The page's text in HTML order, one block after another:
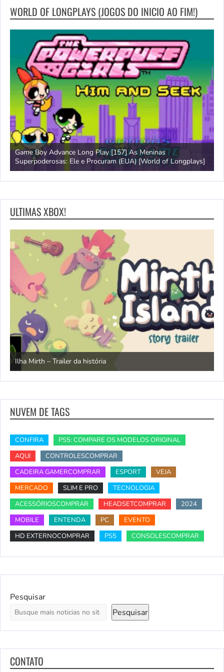
WORLD OF LONGPLAYS (JOGOS DO INICIO AO FIM!)
Game Boy Advance Long Play [157] As Meninas
Superpoderosas: Ele e Procuram (EUA) [World of Longplays]
ULTIMAS XBOX!
Ilha Mirth – Trailer da história
NUVEM DE TAGS
CONFIRA
PS5: COMPARE OS MODELOS ORIGINAL
AQUI
CONTROLESCOMPRAR
CADEIRA GAMERCOMPRAR
ESPORT
VEJA
MERCADO
SLIM E PRO
TECNOLOGIA
ACESSÓRIOSCOMPRAR
HEADSETCOMPRAR
2024
MOBILE
ENTENDA PC
EVENTO
HD EXTERNOCOMPRAR
PS5 CONSOLESCOMPRAR
Pesquisar
Pesquisar
CONTATO